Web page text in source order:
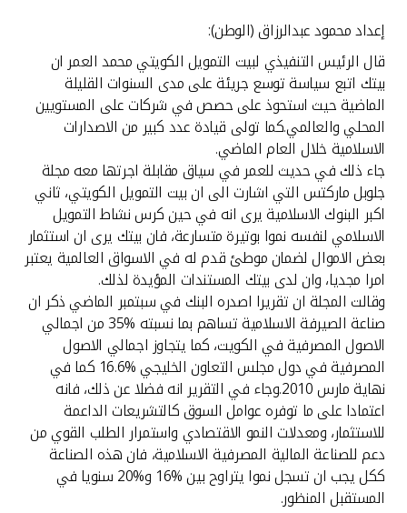
مواقع الفروع وأجهزة الصرف الآلي
ألمانيا
ماليزيا
تركيا
مصر
المملكة المتحدة
مملكة البحرين
إعداد محمود عبدالرزاق (الوطن):
قال الرئيس التنفيذي لبيت التمويل الكويتي محمد العمر ان
بيتك اتبع سياسة توسع جريئة على مدى السنوات القليلة
الماضية حيث استحوذ على حصص في شركات على المستويين
المحلي والعالمي.كما تولى قيادة عدد كبير من الاصدارات
الاسلامية خلال العام الماضي.
جاء ذلك في حديث للعمر في سياق مقابلة اجرتها معه مجلة
جلوبل ماركتس التي اشارت الى ان بيت التمويل الكويتي، ثاني
اكبر البنوك الاسلامية يرى انه في حين كرس نشاط التمويل
الاسلامي لنفسه نموا بوتيرة متسارعة، فان بيتك يرى ان استثمار
بعض الاموال لضمان موطئ قدم له في الاسواق العالمية يعتبر
امرا مجديا، وان لدى بيتك المستندات المؤيدة لذلك.
وقالت المجلة ان تقريرا اصدره البنك في سبتمبر الماضي ذكر ان
صناعة الصيرفة الاسلامية تساهم بما نسبته %35 من اجمالي
الاصول المصرفية في الكويت، كما يتجاوز اجمالي الاصول
المصرفية في دول مجلس التعاون الخليجي %16.6 كما في
نهاية مارس 2010.وجاء في التقرير انه فضلا عن ذلك، فانه
اعتمادا على ما توفره عوامل السوق كالتشريعات الداعمة
للاستثمار، ومعدلات النمو الاقتصادي واستمرار الطلب القوي من
دعم للصناعة المالية المصرفية الاسلامية، فان هذه الصناعة
ككل يجب ان تسجل نموا يتراوح بين %16 و%20 سنويا في
المستقبل المنظور.